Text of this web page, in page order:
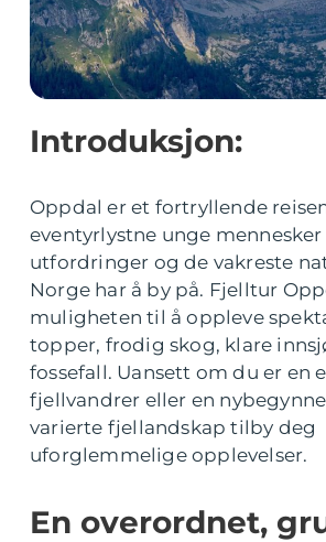
Introduksjon:
Oppdal er et fortryllende
eventyrlystne unge mennesker
utfordringer og de vakreste
Norge har å by på. Fjelltur
muligheten til å oppleve
topper, frodig skog, klare
fossefall. Uansett om du er en
fjellvandrer eller en
varierte fjellandskap tilby deg
uforglemmelige opplevelser.
En overordnet,